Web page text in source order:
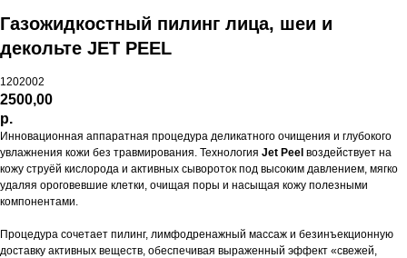
Газожидкостный пилинг лица, шеи и
декольте JET PEEL
1202002
2500,00
р.
Инновационная аппаратная процедура деликатного очищения и глубокого
увлажнения кожи без травмирования. Технология Jet Peel воздействует на
кожу струёй кислорода и активных сывороток под высоким давлением, мягко
удаляя ороговевшие клетки, очищая поры и насыщая кожу полезными
компонентами.
Процедура сочетает пилинг, лимфодренажный массаж и безинъекционную
доставку активных веществ, обеспечивая выраженный эффект «свежей,